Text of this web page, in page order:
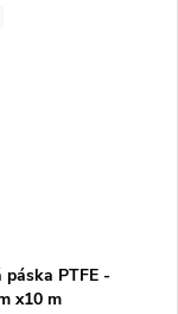
páska PTFE -
x10 m